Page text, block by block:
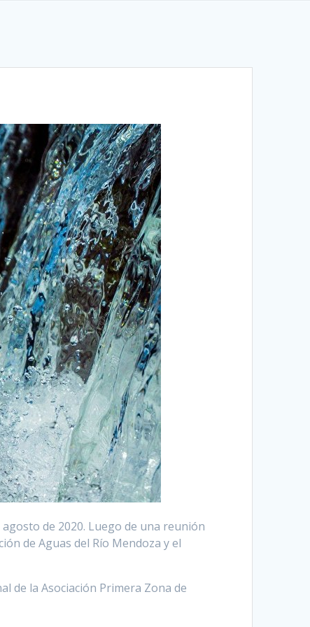
de 2020. Luego de una reunión
de Aguas del Río Mendoza y el
de la Asociación Primera Zona de